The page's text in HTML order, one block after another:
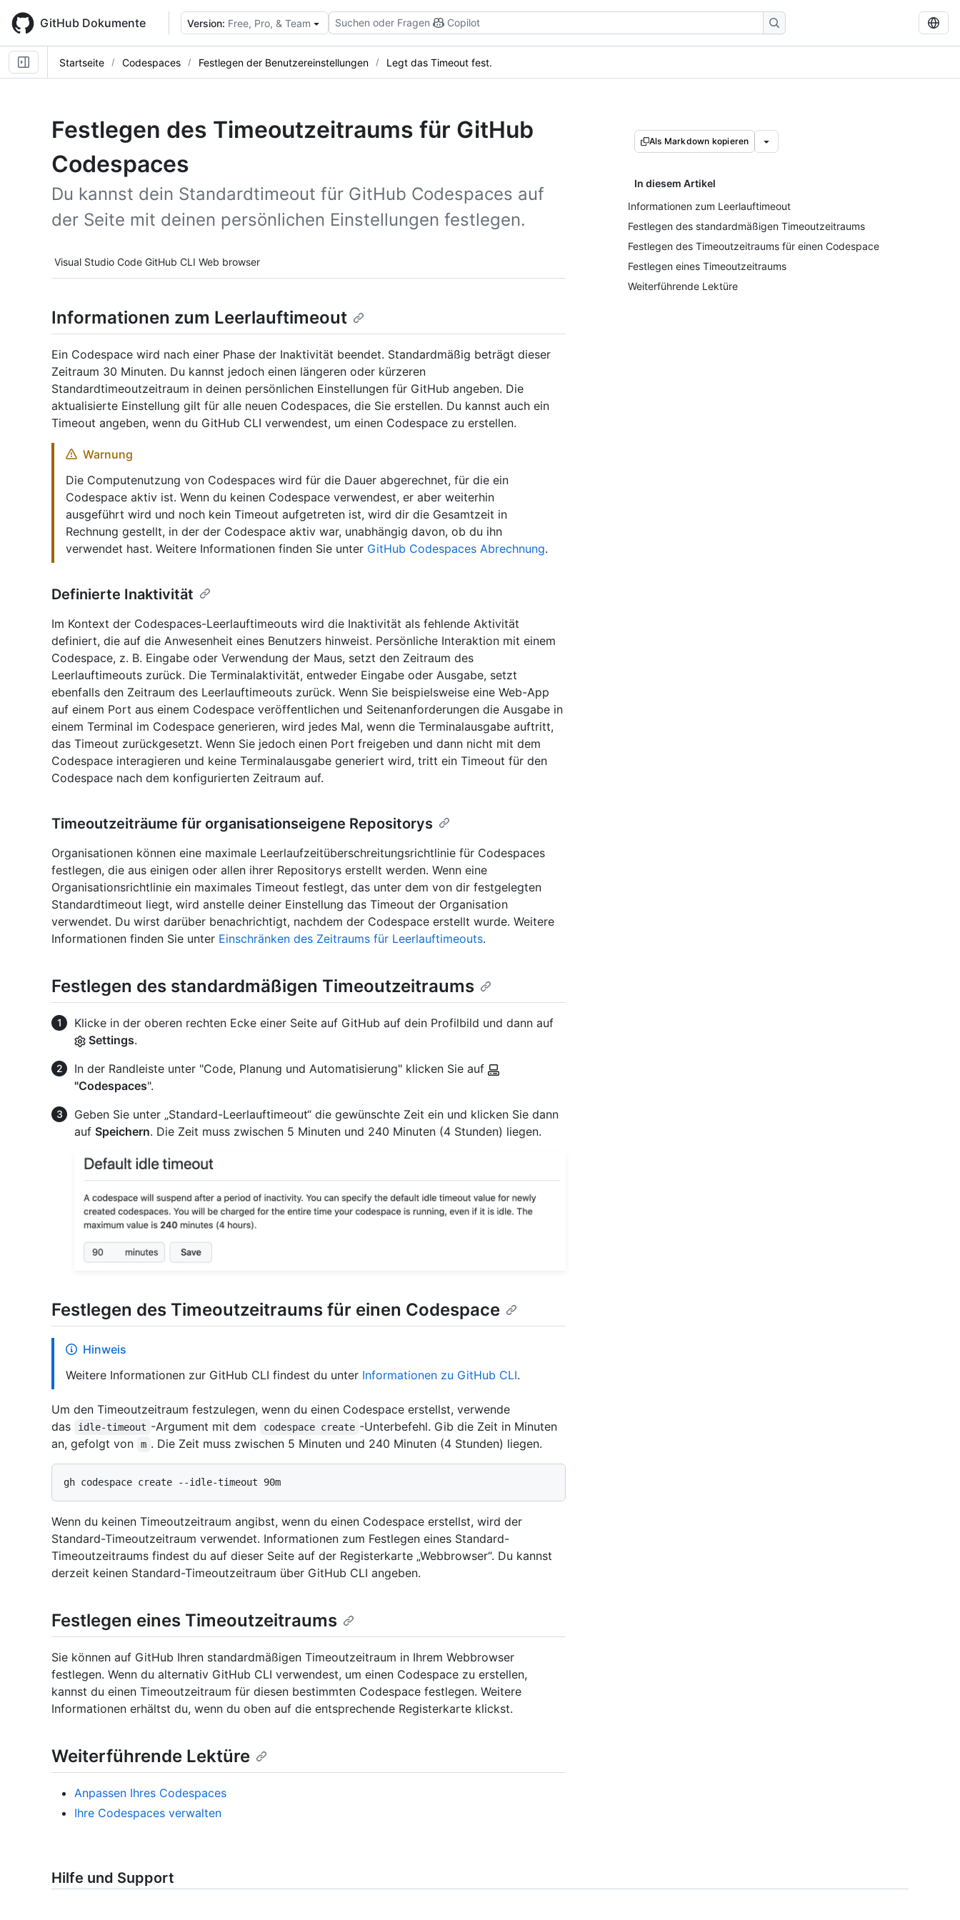
main
content
GitHub Dokumente Version: Free, Pro, & Team Suchen oder Fragen Copilot
Startseite Codespaces Festlegen der Benutzereinstellungen Legt das Timeout fest.
Festlegen des Timeoutzeitraums für GitHub
Codespaces
Du kannst dein Standardtimeout für GitHub Codespaces auf
der Seite mit deinen persönlichen Einstellungen festlegen.
Tool navigation
Visual Studio Code GitHub CLI Web browser
Als Markdown kopieren
In diesem Artikel
Informationen zum Leerlauftimeout
Festlegen des standardmäßigen Timeoutzeitraums
Festlegen des Timeoutzeitraums für einen Codespace
Festlegen eines Timeoutzeitraums
Weiterführende Lektüre
Informationen zum Leerlauftimeout
Ein Codespace wird nach einer Phase der Inaktivität beendet. Standardmäßig beträgt dieser
Zeitraum 30 Minuten. Du kannst jedoch einen längeren oder kürzeren
Standardtimeoutzeitraum in deinen persönlichen Einstellungen für GitHub angeben. Die
aktualisierte Einstellung gilt für alle neuen Codespaces, die Sie erstellen. Du kannst auch ein
Timeout angeben, wenn du GitHub CLI verwendest, um einen Codespace zu erstellen.
Warnung
Die Computenutzung von Codespaces wird für die Dauer abgerechnet, für die ein
Codespace aktiv ist. Wenn du keinen Codespace verwendest, er aber weiterhin
ausgeführt wird und noch kein Timeout aufgetreten ist, wird dir die Gesamtzeit in
Rechnung gestellt, in der der Codespace aktiv war, unabhängig davon, ob du ihn
verwendet hast. Weitere Informationen finden Sie unter GitHub Codespaces Abrechnung.
Definierte Inaktivität
Im Kontext der Codespaces-Leerlauftimeouts wird die Inaktivität als fehlende Aktivität
definiert, die auf die Anwesenheit eines Benutzers hinweist. Persönliche Interaktion mit einem
Codespace, z. B. Eingabe oder Verwendung der Maus, setzt den Zeitraum des
Leerlauftimeouts zurück. Die Terminalaktivität, entweder Eingabe oder Ausgabe, setzt
ebenfalls den Zeitraum des Leerlauftimeouts zurück. Wenn Sie beispielsweise eine Web-App
auf einem Port aus einem Codespace veröffentlichen und Seitenanforderungen die Ausgabe in
einem Terminal im Codespace generieren, wird jedes Mal, wenn die Terminalausgabe auftritt,
das Timeout zurückgesetzt. Wenn Sie jedoch einen Port freigeben und dann nicht mit dem
Codespace interagieren und keine Terminalausgabe generiert wird, tritt ein Timeout für den
Codespace nach dem konfigurierten Zeitraum auf.
Timeoutzeiträume für organisationseigene Repositorys
Organisationen können eine maximale Leerlaufzeitüberschreitungsrichtlinie für Codespaces
festlegen, die aus einigen oder allen ihrer Repositorys erstellt werden. Wenn eine
Organisationsrichtlinie ein maximales Timeout festlegt, das unter dem von dir festgelegten
Standardtimeout liegt, wird anstelle deiner Einstellung das Timeout der Organisation
verwendet. Du wirst darüber benachrichtigt, nachdem der Codespace erstellt wurde. Weitere
Informationen finden Sie unter Einschränken des Zeitraums für Leerlauftimeouts.
Festlegen des standardmäßigen Timeoutzeitraums
Klicke in der oberen rechten Ecke einer Seite auf GitHub auf dein Profilbild und dann auf
Settings.
In der Randleiste unter "Code, Planung und Automatisierung" klicken Sie auf
"Codespaces".
Geben Sie unter „Standard-Leerlauftimeout“ die gewünschte Zeit ein und klicken Sie dann
auf Speichern. Die Zeit muss zwischen 5 Minuten und 240 Minuten (4 Stunden) liegen.
Festlegen des Timeoutzeitraums für einen Codespace
Hinweis
Weitere Informationen zur GitHub CLI findest du unter Informationen zu GitHub CLI.
Um den Timeoutzeitraum festzulegen, wenn du einen Codespace erstellst, verwende
das
idle-timeout -Argument mit dem codespace create -Unterbefehl. Gib die Zeit in Minuten
an, gefolgt von
m . Die Zeit muss zwischen 5 Minuten und 240 Minuten (4 Stunden) liegen.
Wenn du keinen Timeoutzeitraum angibst, wenn du einen Codespace erstellst, wird der
Standard-Timeoutzeitraum verwendet. Informationen zum Festlegen eines Standard-
Timeoutzeitraums findest du auf dieser Seite auf der Registerkarte „Webbrowser“. Du kannst
derzeit keinen Standard-Timeoutzeitraum über GitHub CLI angeben.
Festlegen eines Timeoutzeitraums
Sie können auf GitHub Ihren standardmäßigen Timeoutzeitraum in Ihrem Webbrowser
festlegen. Wenn du alternativ GitHub CLI verwendest, um einen Codespace zu erstellen,
kannst du einen Timeoutzeitraum für diesen bestimmten Codespace festlegen. Weitere
Informationen erhältst du, wenn du oben auf die entsprechende Registerkarte klickst.
Weiterführende Lektüre
Anpassen Ihres Codespaces
Ihre Codespaces verwalten
Hilfe und Support